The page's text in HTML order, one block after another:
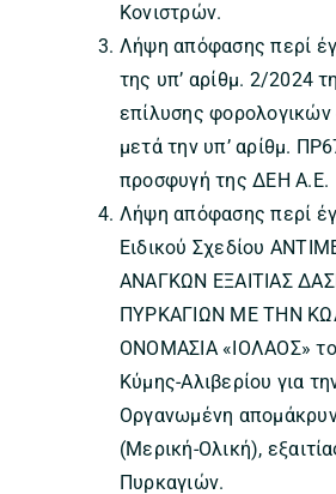
Κονιστρών.
Λήψη απόφασης περί
της υπ’ αρίθμ. 2/2024
επίλυσης
μετά την υπ’ αρίθμ.
προσφυγή της ΔΕΗ Α.Ε.
Λήψη απόφασης περί
Ειδικού Σχεδίου
ΑΝΑΓΚΩΝ ΕΞΑΙΤΙΑΣ
ΠΥΡΚΑΓΙΩΝ ΜΕ ΤΗΝ
ΟΝΟΜΑΣΙΑ «ΙΟΛΑΟΣ»
Κύμης-Αλιβερίου για
Οργανωμένη
(Μερική-Ολική),
Πυρκαγιών.